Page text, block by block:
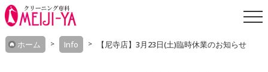
Skip
to
ホーム Info 【尼寺店】3月23日(土)臨時休業のお知らせ